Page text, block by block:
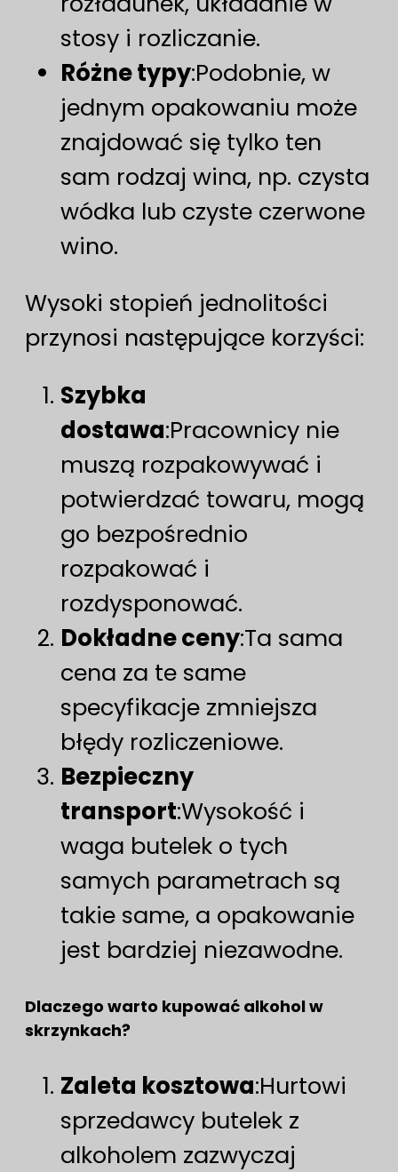
stosy i rozliczanie.
Różne typy:Podobnie, w
jednym opakowaniu może
znajdować się tylko ten
sam rodzaj wina, np. czysta
wódka lub czyste czerwone
wino.
Wysoki stopień jednolitości
przynosi następujące korzyści:
Szybka
dostawa:Pracownicy nie
muszą rozpakowywać i
potwierdzać towaru, mogą
go bezpośrednio
rozpakować i
rozdysponować.
Dokładne ceny:Ta sama
cena za te same
specyfikacje zmniejsza
błędy rozliczeniowe.
Bezpieczny
transport:Wysokość i
waga butelek o tych
samych parametrach są
takie same, a opakowanie
jest bardziej niezawodne.
Dlaczego warto kupować alkohol w
skrzynkach?
Zaleta kosztowa:Hurtowi
sprzedawcy butelek z
alkoholem zazwyczaj